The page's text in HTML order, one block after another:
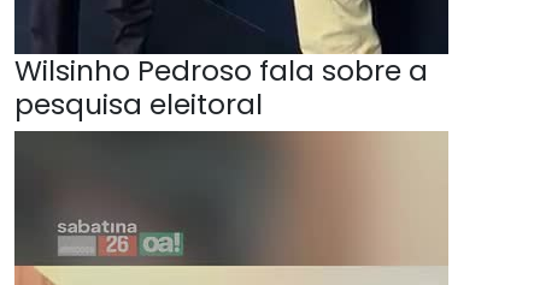
Wilsinho Pedroso fala sobre a
pesquisa eleitoral